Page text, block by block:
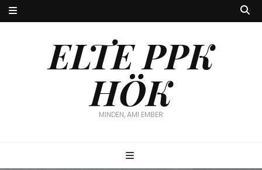
ELTE PPK
HÖK
MINDEN, AMI EMBER